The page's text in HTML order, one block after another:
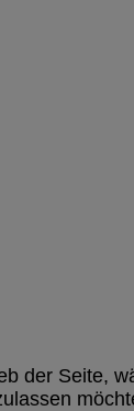
der Seite,